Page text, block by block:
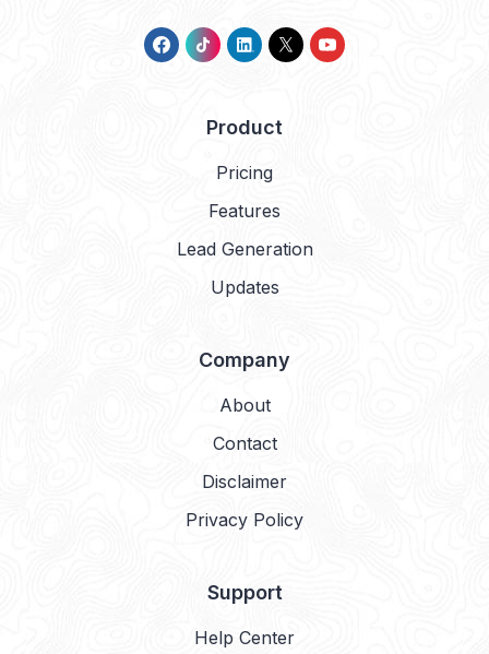
Product
Pricing
Features
Lead Generation
Updates
Company
About
Contact
Disclaimer
Privacy Policy
Support
Help Center